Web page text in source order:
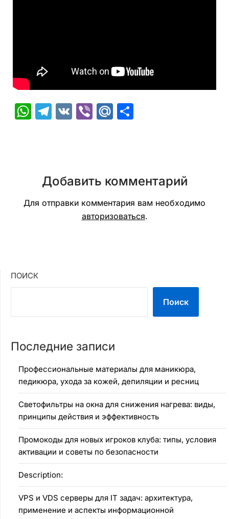
WhatsApp
Telegram
VK ViberMail.Ru
Добавить комментарий
Для отправки комментария вам необходимо
авторизоваться.
ПОИСК
Поиск
Последние записи
Профессиональные материалы для маникюра,
педикюра, ухода за кожей, депиляции и ресниц
Светофильтры на окна для снижения нагрева: виды,
принципы действия и эффективность
Промокоды для новых игроков клуба: типы, условия
активации и советы по безопасности
Description:
VPS и VDS серверы для IT задач: архитектура,
применение и аспекты информационной